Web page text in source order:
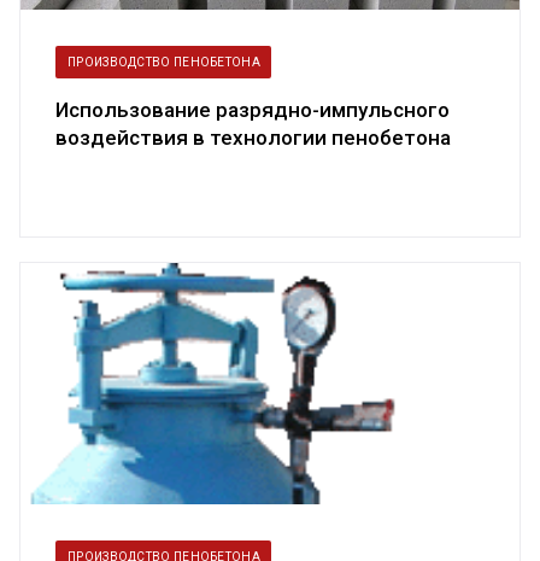
ПРОИЗВОДСТВО ПЕНОБЕТОНА
Использование разрядно-импульсного
воздействия в технологии пенобетона
ПРОИЗВОДСТВО ПЕНОБЕТОНА